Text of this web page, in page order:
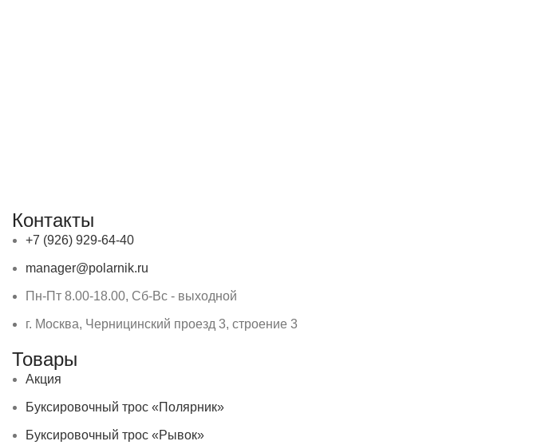
Контакты
+7 (926) 929-64-40
manager@polarnik.ru
Пн-Пт 8.00-18.00, Сб-Вс - выходной
г. Москва, Черницинский проезд 3, строение 3
Товары
Акция
Буксировочный трос «Полярник»
Буксировочный трос «Рывок»